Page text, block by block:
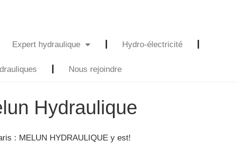
Expert hydraulique Hydro-électricité
Nous rejoindre
Hydraulique
: MELUN HYDRAULIQUE y est!